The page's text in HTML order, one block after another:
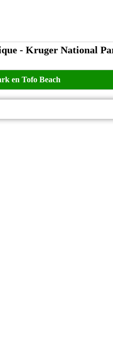
- Kruger National
en Tofo Beach